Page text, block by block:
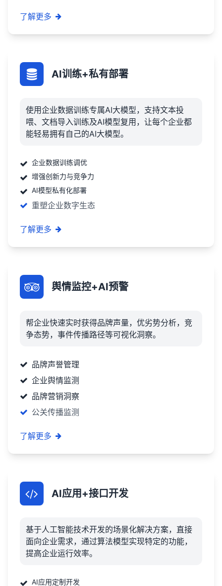
了解更多
AI训练+私有部署
使用企业数据训练专属AI大模型，支持文本投
喂、文档导入训练及AI模型复用，让每个企业都
能轻易拥有自己的AI大模型。
企业数据训练调优
增强创新力与竞争力
AI模型私有化部署
重塑企业数字生态
了解更多
舆情监控+AI预警
帮企业快速实时获得品牌声量，优劣势分析，竞
争态势，事件传播路径等可视化洞察。
品牌声誉管理
企业舆情监测
品牌营销洞察
公关传播监测
了解更多
AI应用+接口开发
基于人工智能技术开发的场景化解决方案，直接
面向企业需求，通过算法模型实现特定的功能，
提高企业运行效率。
AI应用定制开发